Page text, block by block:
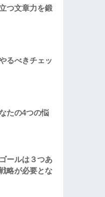
つ文章力を鍛
るべきチェッ
たの4つの悩
ールは３つあ
略が必要とな